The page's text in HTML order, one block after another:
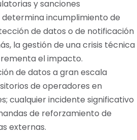
y sanciones
incumplimiento de
de datos o de notificación
la gestión de una crisis técnica
el impacto.
de datos a gran escala
de operadores en
cualquier incidente significativo
de reforzamiento de
externas.